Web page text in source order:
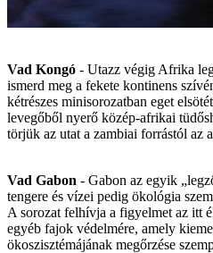
Vad Kongó - Utazz végig Afrika
ismerd meg a fekete kontinens
kétrészes minisorozatban eget
levegőből nyerő közép-afrikai
törjük az utat a zambiai forrástól az
Vad Gabon - Gabon az egyik
tengere és vízei pedig ökológia
A sorozat felhívja a figyelmet az itt
egyéb fajok védelmére, amely
ökoszisztémájának megőrzése